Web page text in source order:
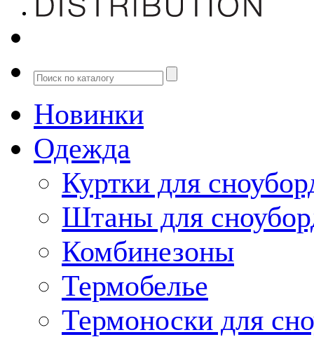
Новинки
Одежда
Куртки для
Штаны для
Комбинезоны
Термобелье
Термоноски для